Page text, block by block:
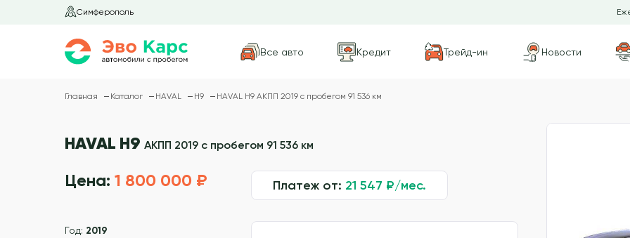
Симферополь
Все авто Кредит Трейд-ин Новости
Главная Каталог HAVAL H9 HAVAL H9 АКПП 2019 с пробегом 91 536 км
HAVAL H9 АКПП 2019 с пробегом 91 536 км
Цена: 1 800 000 ₽
Год: 2019
Платеж от: 21 547 ₽/мес.